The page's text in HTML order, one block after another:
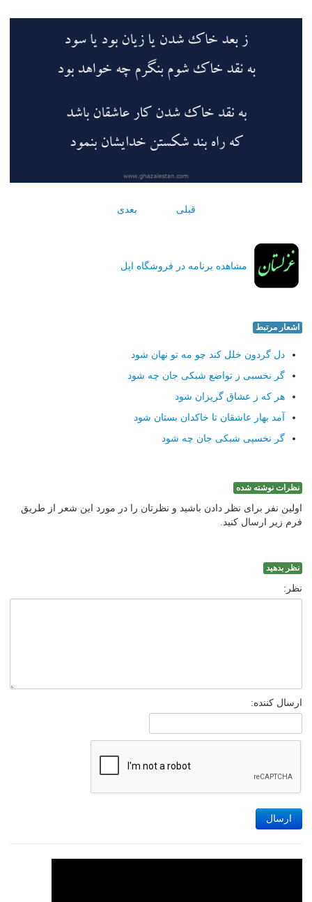
قبلی بعدی
مشاهده برنامه در فروشگاه اپل
اشعار مرتبط
دل گردون خلل كند چو مه تو نهان شود
گر نخسبی ز تواضع شبكی جان چه شود
هر كه ز عشاق گریزان شود
آمد بهار عاشقان تا خاكدان بستان شود
گر نخسپی شبكی جان چه شود
نظرات نوشته شده
اولین نفر برای نظر دادن باشید و نظرتان را در مورد این شعر از طریق
فرم زیر ارسال کنید.
نظر بدهید
نظر:
ارسال کننده:
ارسال